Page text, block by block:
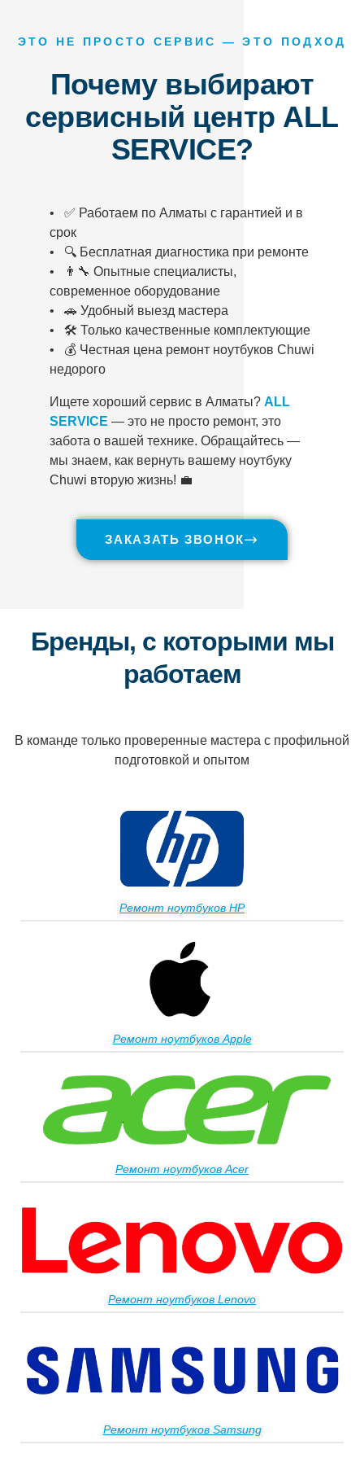
ЭТО НЕ ПРОСТО СЕРВИС — ЭТО ПОДХОД
Почему выбирают
сервисный центр ALL
SERVICE?
• ✅ Работаем по Алматы с гарантией и в
срок
• 🔍 Бесплатная диагностика при ремонте
• 👨‍🔧 Опытные специалисты,
современное оборудование
• 🚗 Удобный выезд мастера
• 🛠️ Только качественные комплектующие
• 💰 Честная цена ремонт ноутбуков Chuwi
недорого
Ищете хороший сервис в Алматы? ALL
SERVICE — это не просто ремонт, это
забота о вашей технике. Обращайтесь —
мы знаем, как вернуть вашему ноутбуку
Chuwi вторую жизнь! 💼
ЗАКАЗАТЬ ЗВОНОК
Бренды, с которыми мы
работаем
В команде только проверенные мастера с профильной
подготовкой и опытом
Ремонт ноутбуков HP
Ремонт ноутбуков Apple
Ремонт ноутбуков Acer
Ремонт ноутбуков Lenovo
Ремонт ноутбуков Samsung